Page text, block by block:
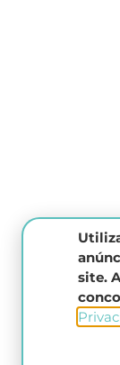
site.